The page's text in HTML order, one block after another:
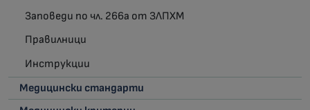
Заповеди по чл. 266а от ЗЛПХМ
Правилници
Инструкции
Медицински стандарти